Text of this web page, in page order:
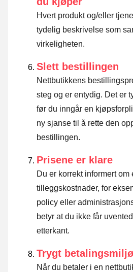
Hvert produkt og/eller
tydelig beskrivelse som
virkeligheten.
Slett bestillingen
Nettbutikkens
steg og er entydig. Det er
før du inngår en
ny sjanse til å rette den
bestillingen.
Prisene er klare
Du er korrekt informert om
tilleggskostnader, for
policy eller
betyr at du ikke får
etterkant.
Trygt betalingsmiljø
Når du betaler i en